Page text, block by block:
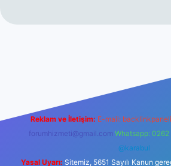
Reklam ve İletişim: E-mail:
forumhizmeti@gmail.com Whatsapp:
@karabul
Yasal Uyarı: Sitemiz, 5651 Sayılı Kanun